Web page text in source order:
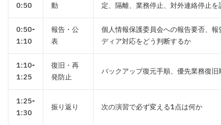
0:50
動
定、隔離、業務停止、対外連絡停止
0:50-
1:10
報告・公
表
個人情報保護委員会への報告要否、
ディア対応をどう判断するか
1:10-
1:25
復旧・再
発防止
バックアップ復元手順、優先業務復
1:25-
1:30
振り返り 次の演習で必ず変える1点は何か